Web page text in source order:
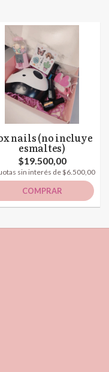
nails (no incluye
esmaltes)
$19.500,00
sin interés de $6.500,00
COMPRAR